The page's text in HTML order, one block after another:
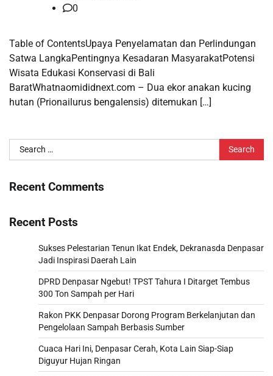
0
Table of ContentsUpaya Penyelamatan dan Perlindungan
Satwa LangkaPentingnya Kesadaran MasyarakatPotensi
Wisata Edukasi Konservasi di Bali
BaratWhatnaomididnext.com – Dua ekor anakan kucing
hutan (Prionailurus bengalensis) ditemukan […]
Search
for:
Recent Comments
Recent Posts
Sukses Pelestarian Tenun Ikat Endek, Dekranasda Denpasar
Jadi Inspirasi Daerah Lain
DPRD Denpasar Ngebut! TPST Tahura I Ditarget Tembus
300 Ton Sampah per Hari
Rakon PKK Denpasar Dorong Program Berkelanjutan dan
Pengelolaan Sampah Berbasis Sumber
Cuaca Hari Ini, Denpasar Cerah, Kota Lain Siap-Siap
Diguyur Hujan Ringan